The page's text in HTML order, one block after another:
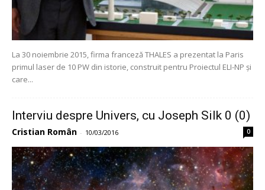
La 30 noiembrie 2015, firma franceză THALES a prezentat la Paris
primul laser de 10 PW din istorie, construit pentru Proiectul ELI-NP și
care...
Interviu despre Univers, cu Joseph Silk 0 (0)
Cristian Român - 10/03/2016 0